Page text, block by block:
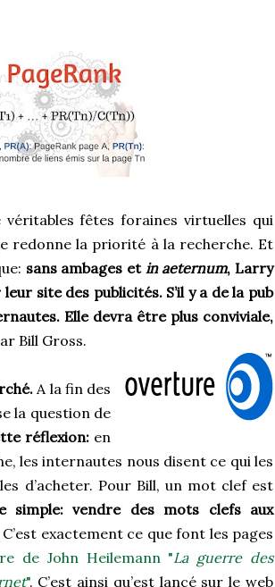
fêtes foraines virtuelles qui
redonne la priorité à la recherche. Et
sans ambages et in aeternum, Larry
site des publicités. S’il y a de la pub
Elle devra être plus conviviale,
Bill Gross.
A la fin des
la question de
réflexion: en
les internautes nous disent ce qui les
d’acheter. Pour Bill, un mot clef est
simple: vendre des mots clefs aux
exactement ce que font les pages
de John Heilemann "La guerre des
". C’est ainsi qu’est lancé sur le web